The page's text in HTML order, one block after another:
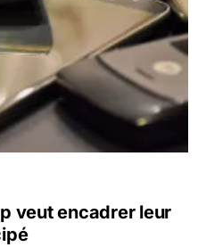
veut encadrer leur